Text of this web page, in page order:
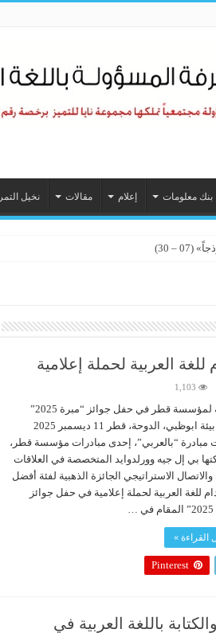
بنك معلومات إعلام مقالات نخيل التمر
– 30)
العربية لحملة إعلامية
1,103
التابعة لمؤسسة قطر في حفل جوائز “مبرة 2025”
شبكة بيئة ابوظبي، الدوحة، قطر 11 ديسمبر 2025
“بالعربي”، إحدى مبادرات مؤسسة قطر،
بي إل جيه وورلدوايد المتخصصة في العلاقات
والاتصال الاستراتيجي الجائزة الذهبية لفئة أفضل
للغة العربية لحملة إعلامية في حفل جوائز
القراءة »
Pinterest
باللغة العربية في